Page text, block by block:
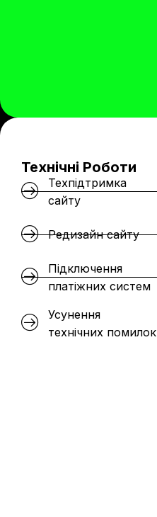
Технічні Роботи
Техпідтримка
сайту
Редизайн сайту
Підключення
платіжних систем
Усунення
технічних помилок